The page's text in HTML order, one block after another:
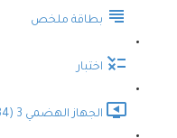
بطاقة ملخص
اختبار
الجهاز الهضمي 3 (10:34)